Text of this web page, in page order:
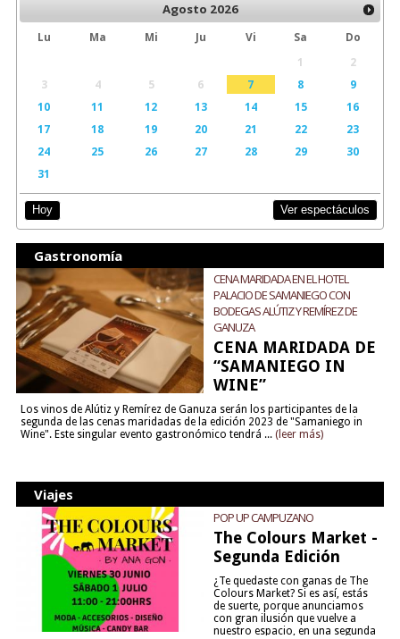
Agosto 2026
Lu Ma Mi Ju Vi Sa
Do
1
2
3
4 5 6 7 8
9
10
11 12 13 14 15
16
17
18 19 20 21 22
23
24
25 26 27 28 29
30
31
Hoy Ver espectáculos
Gastronomía
CENA MARIDADA EN EL HOTEL
PALACIO DE SAMANIEGO CON
BODEGAS ALÚTIZ Y REMÍREZ DE
GANUZA
CENA MARIDADA DE
“SAMANIEGO IN
WINE”
Los vinos de Alútiz y Remírez de Ganuza serán los participantes de la
segunda de las cenas maridadas de la edición 2023 de "Samaniego in
Wine". Este singular evento gastronómico tendrá ... (leer más)
Viajes
POP UP CAMPUZANO
The Colours Market -
Segunda Edición
¿Te quedaste con ganas de The
Colours Market? Si es así, estás
de suerte, porque anunciamos
con gran ilusión que vuelve a
nuestro espacio, en una segunda